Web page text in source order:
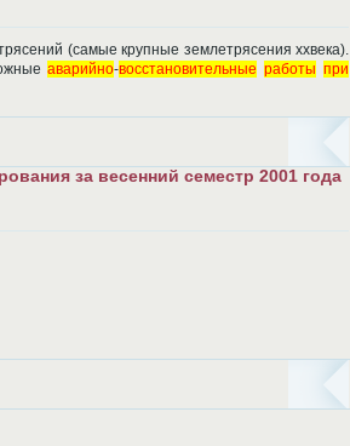
(самые крупные землетрясения xxвека).
аварийно-восстановительные работы при
за весенний семестр 2001 года